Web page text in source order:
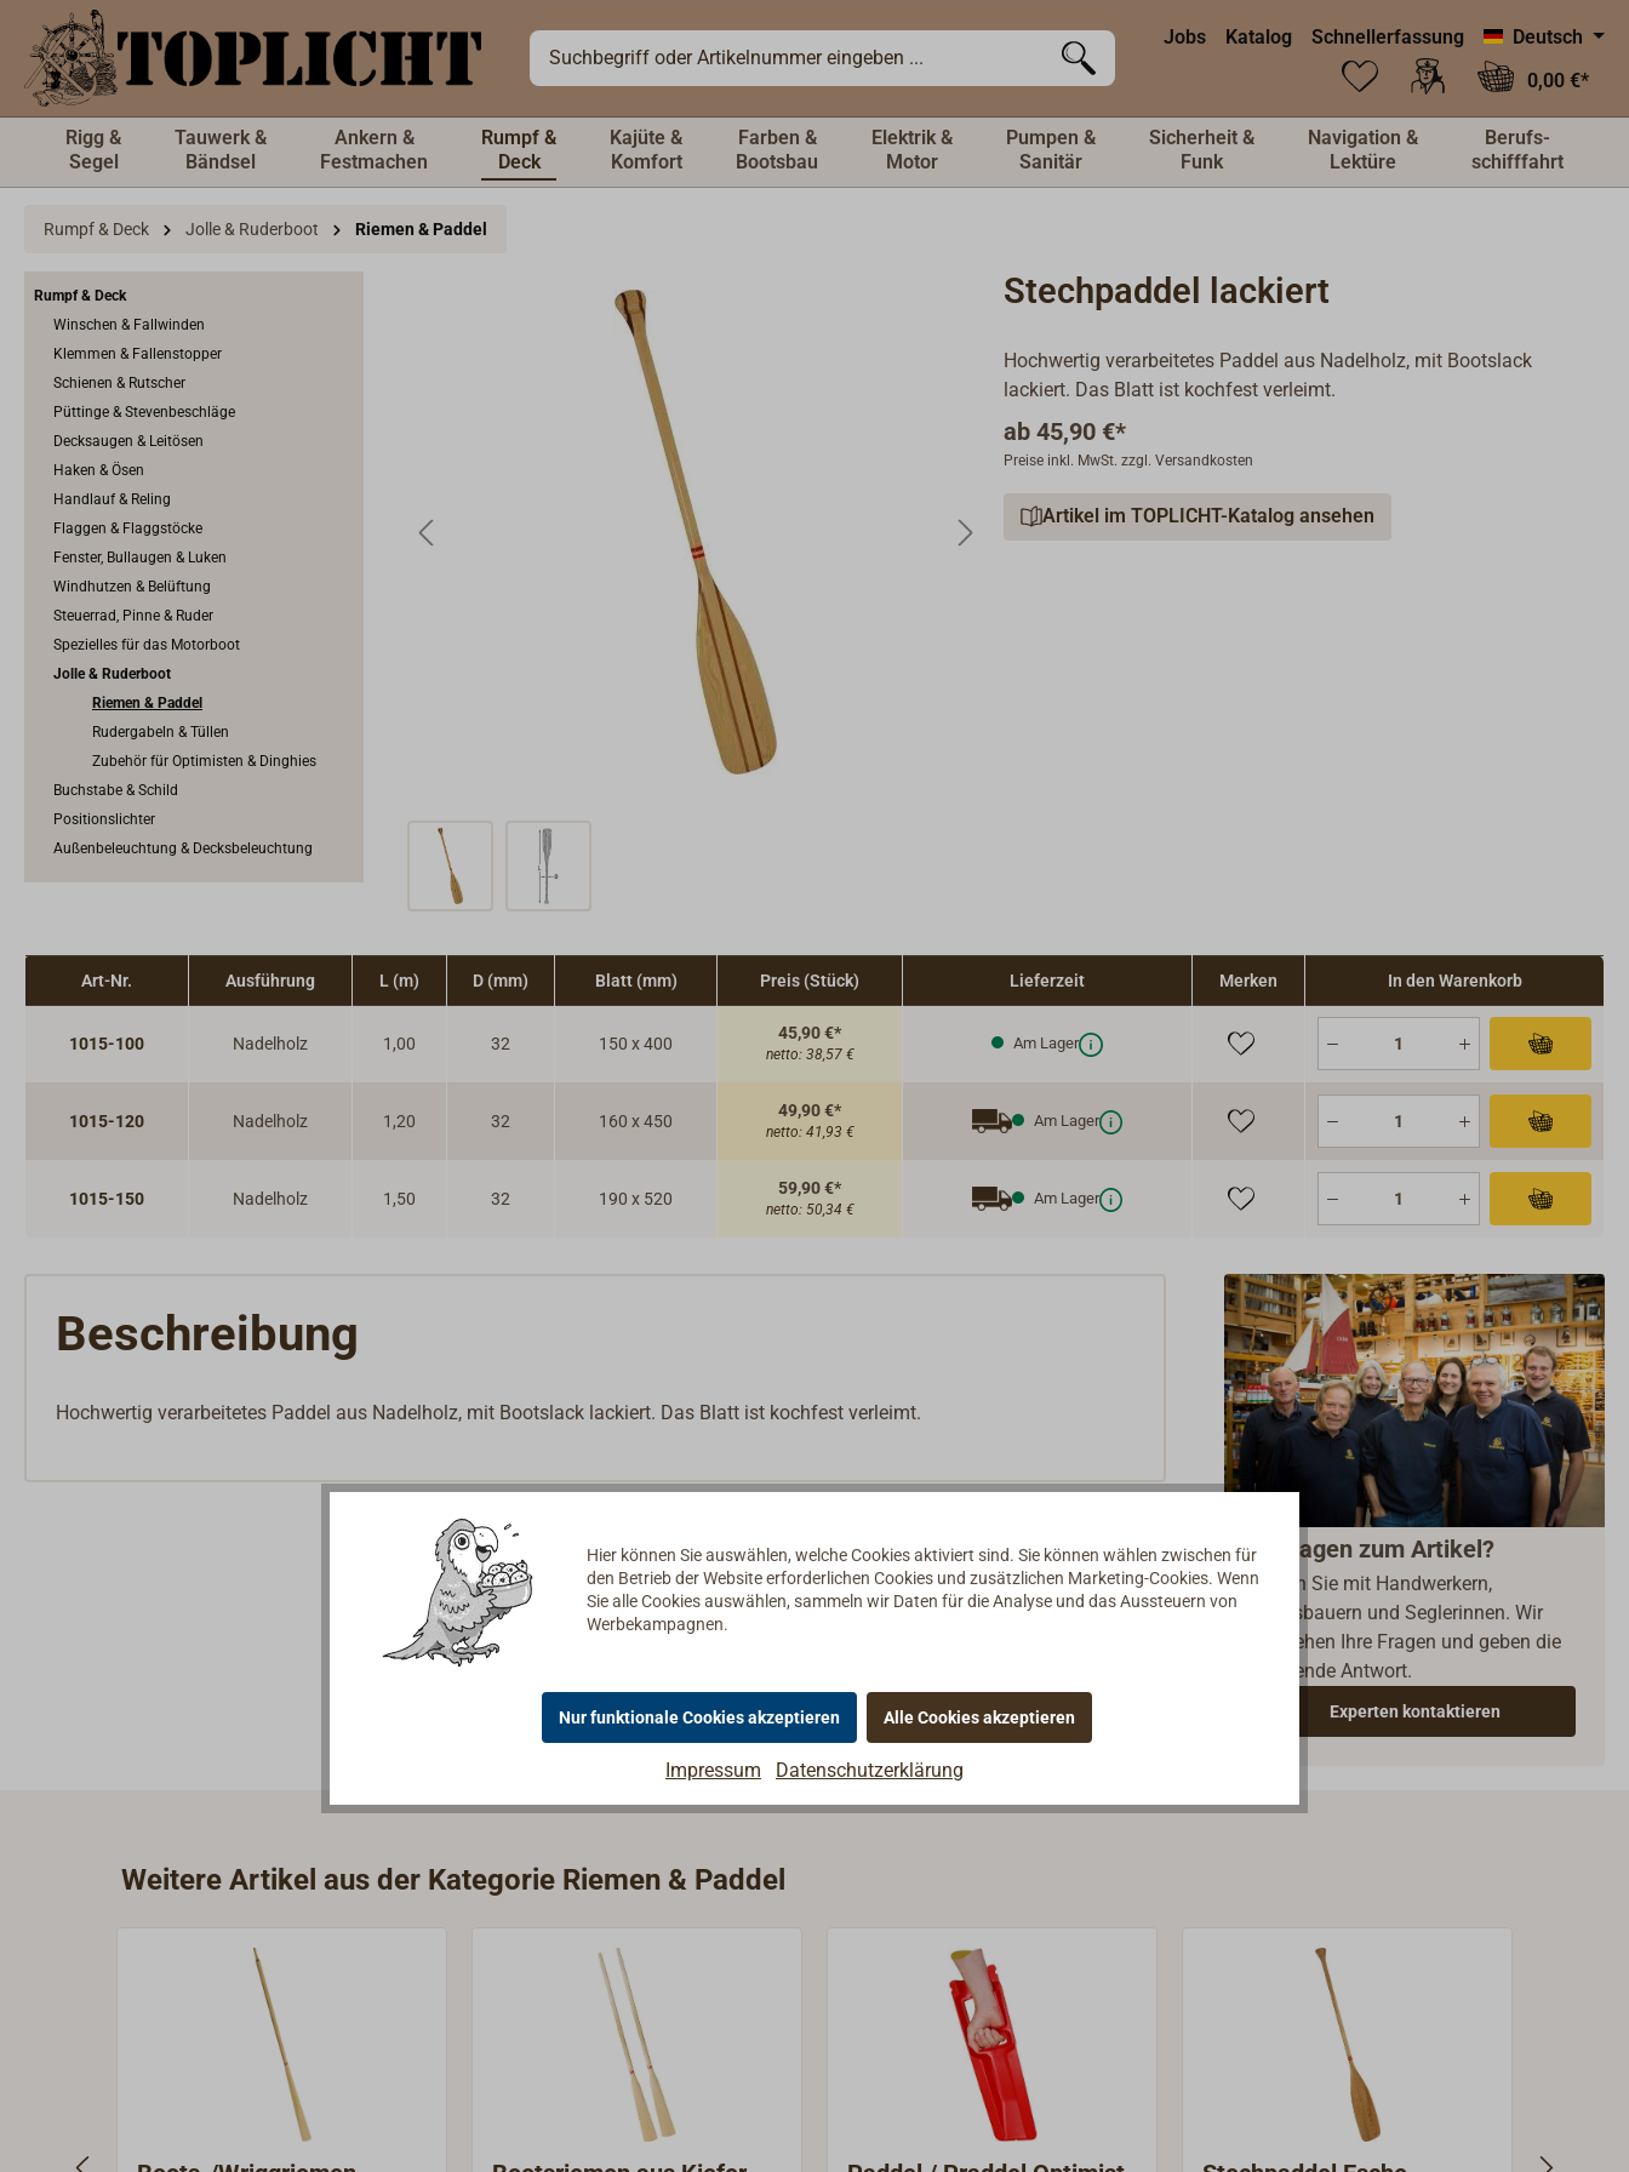
springen Jobs Katalog Schnellerfassung
Deutsch
0,00 €*
Rigg &
Segel
Tauwerk &
Bändsel
Ankern &
Festmachen
Rumpf &
Deck
Kajüte &
Komfort
Farben &
Bootsbau
Elektrik &
Motor
Pumpen &
Sanitär
Sicherheit &
Funk
Navigation &
Lektüre
Berufs-
schifffahrt
Rumpf & Deck Jolle & Ruderboot Riemen & Paddel
Rumpf & Deck
Winschen & Fallwinden
Klemmen & Fallenstopper
Schienen & Rutscher
Püttinge & Stevenbeschläge
Decksaugen & Leitösen
Haken & Ösen
Handlauf & Reling
Flaggen & Flaggstöcke
Fenster, Bullaugen & Luken
Windhutzen & Belüftung
Steuerrad, Pinne & Ruder
Spezielles für das Motorboot
Jolle & Ruderboot
Riemen & Paddel
Rudergabeln & Tüllen
Zubehör für Optimisten & Dinghies
Buchstabe & Schild
Positionslichter
Außenbeleuchtung & Decksbeleuchtung
Stechpaddel lackiert
Hochwertig verarbeitetes Paddel aus Nadelholz, mit Bootslack
lackiert. Das Blatt ist kochfest verleimt.
ab 45,90 €*
Preise inkl. MwSt. zzgl. Versandkosten
Artikel im TOPLICHT-Katalog ansehen
Art-Nr. Ausführung L (m) D (mm) Blatt (mm) Preis (Stück) Lieferzeit Merken In den Warenkorb
1015-100 Nadelholz 1,00 32 150 x 400
45,90 €*
netto: 38,57 €
Am Lager
1015-120 Nadelholz 1,20 32 160 x 450
49,90 €*
netto: 41,93 €
Am Lager
1015-150 Nadelholz 1,50 32 190 x 520
59,90 €*
netto: 50,34 €
Am Lager
Beschreibung
Hochwertig verarbeitetes Paddel aus Nadelholz, mit Bootslack lackiert. Das Blatt ist kochfest verleimt.
Fragen zum Artikel?
Reden Sie mit Handwerkern,
Bootsbauern und Seglerinnen. Wir
verstehen Ihre Fragen und geben die
passende Antwort.
Experten kontaktieren
Weitere Artikel aus der Kategorie Riemen & Paddel
Hier können Sie auswählen, welche Cookies aktiviert sind. Sie können wählen zwischen für
den Betrieb der Website erforderlichen Cookies und zusätzlichen Marketing-Cookies. Wenn
Sie alle Cookies auswählen, sammeln wir Daten für die Analyse und das Aussteuern von
Werbekampagnen.
Nur funktionale Cookies akzeptieren Alle Cookies akzeptieren
Impressum Datenschutzerklärung